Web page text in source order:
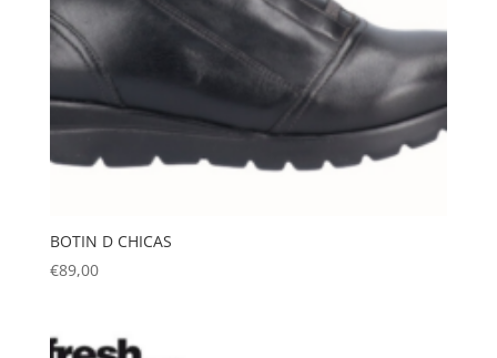
BOTIN D CHICAS
€89,00